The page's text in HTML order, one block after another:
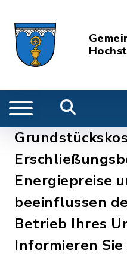
Energiepreise
beeinflussen
Betrieb Ihres
Informieren Sie